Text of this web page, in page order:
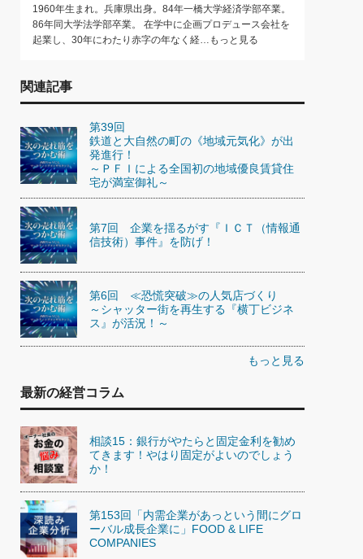
1960年生まれ。兵庫県出身。84年一橋大学経済学部卒業。
86年同大学法学部卒業。 在学中に企画プロデュース会社を
起業し、30年にわたり赤字の年なく経…もっと見る
関連記事
第39回
鉄道と大自然の町の《地域元気化》が出
発進行！
～ＰＦＩによる全国初の地域優良賃貸住
宅が満室御礼～
第7回 企業を揺るがす『ＩＣＴ（情報通
信技術）事件』を防げ！
第6回 ≪恐慌突破≫の人気店づくり
～シャッター街を再生する『横丁ビジネ
ス』が活況！～
もっと見る
最新の経営コラム
相談15：銀行がやたらと固定金利を勧め
てきます！やはり固定がよいのでしょう
か！
第153回「内需企業があっという間にグロ
ーバル成長企業に」FOOD & LIFE
COMPANIES